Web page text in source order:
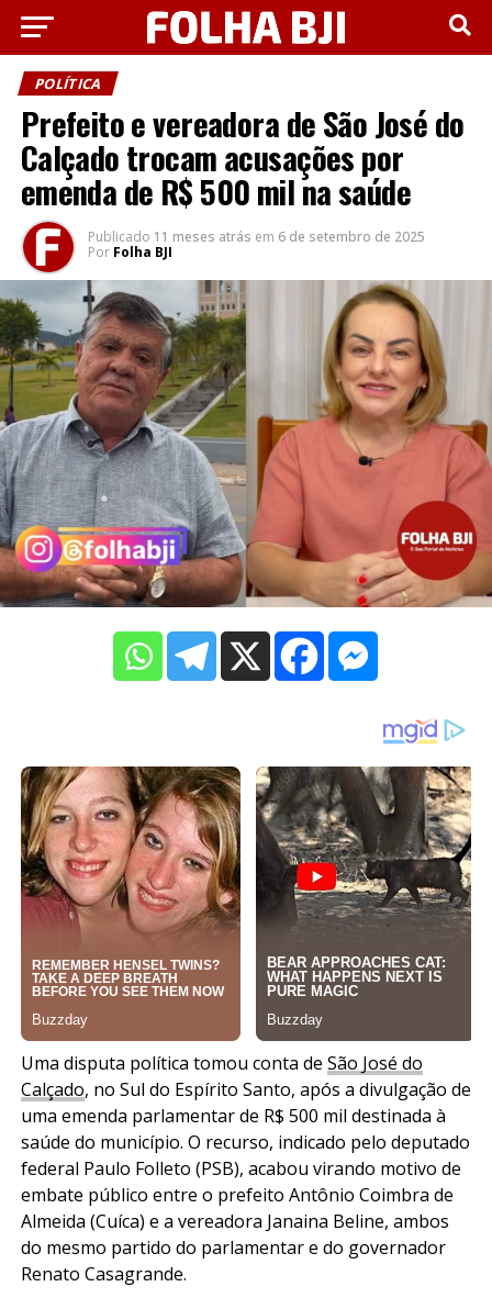
POLÍTICA
Prefeito e vereadora de São José do
Calçado trocam acusações por
emenda de R$ 500 mil na saúde
Publicado 11 meses atrás em 6 de setembro de 2025
Por Folha BJI
Uma disputa política tomou conta de São José do
Calçado, no Sul do Espírito Santo, após a divulgação de
uma emenda parlamentar de R$ 500 mil destinada à
saúde do município. O recurso, indicado pelo deputado
federal Paulo Folleto (PSB), acabou virando motivo de
embate público entre o prefeito Antônio Coimbra de
Almeida (Cuíca) e a vereadora Janaina Beline, ambos
do mesmo partido do parlamentar e do governador
Renato Casagrande.